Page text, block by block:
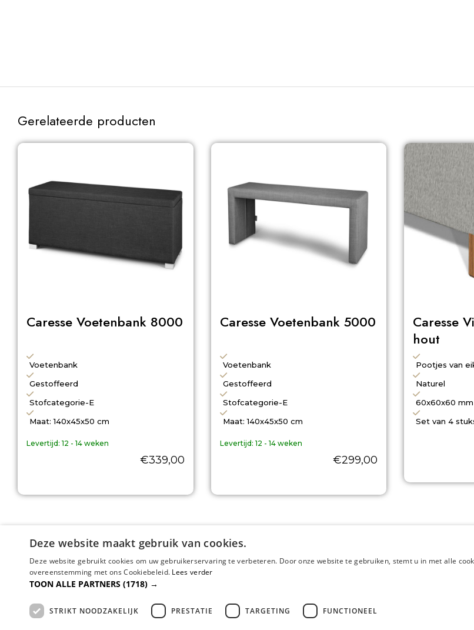
Gerelateerde producten
Caresse Voetenbank 8000
Voetenbank
Gestoffeerd
Stofcategorie-E
Maat: 140x45x50 cm
€339,00
Levertijd: 12 - 14 weken
Caresse Voetenbank 5000
Voetenbank
Gestoffeerd
Stofcategorie-E
Maat: 140x45x50 cm
€299,00
Levertijd: 12 - 14 weken
Caresse
hout
Pootjes van
Naturel
60x60x60 mm
Set van 4
Familiebedrijf met jarenlange ervaring
Deze website maakt gebruik van cookies.
Deze website gebruikt cookies om uw gebruikerservaring te verbeteren. Door onze website te gebruiken, stemt u in met alle
overeenstemming met ons Cookiebeleid. Lees verder
TOON ALLE PARTNERS (1718) →
STRIKT NOODZAKELIJK PRESTATIE TARGETING FUNCTIONEEL